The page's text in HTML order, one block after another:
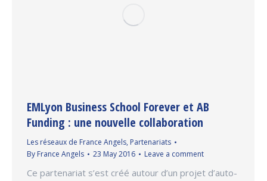
EMLyon Business School Forever et AB
Funding : une nouvelle collaboration
Les réseaux de France Angels, Partenariats
By France Angels 23 May 2016 Leave a comment
Ce partenariat s’est créé autour d’un projet d’auto-